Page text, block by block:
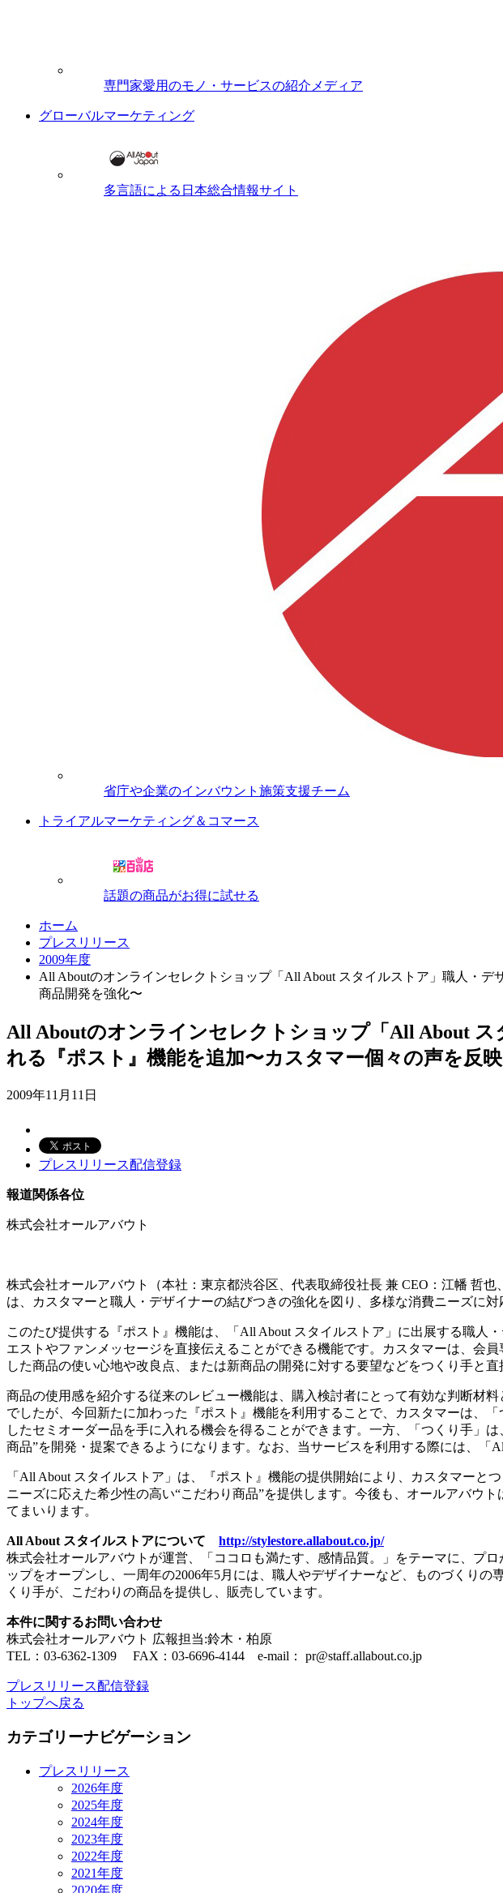
専門家愛用のモノ・サービスの紹介メディア
グローバルマーケティング
多言語による日本総合情報サイト
省庁や企業のインバウント施策支援チーム
トライアルマーケティング＆コマース
話題の商品がお得に試せる
ホーム
プレスリリース
2009年度
All Aboutのオンラインセレクトショップ「All About スタイルストア」職人・
商品開発を強化〜
All Aboutのオンラインセレクトショップ「All About
れる『ポスト』機能を追加〜カスタマー個々の声を反
2009年11月11日
プレスリリース配信登録
報道関係各位
株式会社オールアバウト
株式会社オールアバウト（本社：東京都渋谷区、代表取締役社長 兼 CEO：江幡 哲
は、カスタマーと職人・デザイナーの結びつきの強化を図り、多様な消費ニーズに
このたび提供する『ポスト』機能は、「All About スタイルストア」に出展する職人
エストやファンメッセージを直接伝えることができる機能です。カスタマーは、会
した商品の使い心地や改良点、または新商品の開発に対する要望などをつくり手と直
商品の使用感を紹介する従来のレビュー機能は、購入検討者にとって有効な判断材
でしたが、今回新たに加わった『ポスト』機能を利用することで、カスタマーは、
したセミオーダー品を手に入れる機会を得ることができます。一方、「つくり手」
商品”を開発・提案できるようになります。なお、当サービスを利用する際には、「
「All About スタイルストア」は、『ポスト』機能の提供開始により、カスタマー
ニーズに応えた希少性の高い“こだわり商品”を提供します。今後も、オールアバウ
てまいります。
All About スタイルストアについて http://stylestore.allabout.co.jp/
株式会社オールアバウトが運営、「ココロも満たす、感情品質。」をテーマに、プ
ップをオープンし、一周年の2006年5月には、職人やデザイナーなど、ものづくり
くり手が、こだわりの商品を提供し、販売しています。
本件に関するお問い合わせ
株式会社オールアバウト 広報担当:鈴木・柏原
TEL：03-6362-1309 FAX：03-6696-4144 e-mail： pr@staff.allabout.co.jp
プレスリリース配信登録
トップへ戻る
カテゴリーナビゲーション
プレスリリース
2026年度
2025年度
2024年度
2023年度
2022年度
2021年度
2020年度